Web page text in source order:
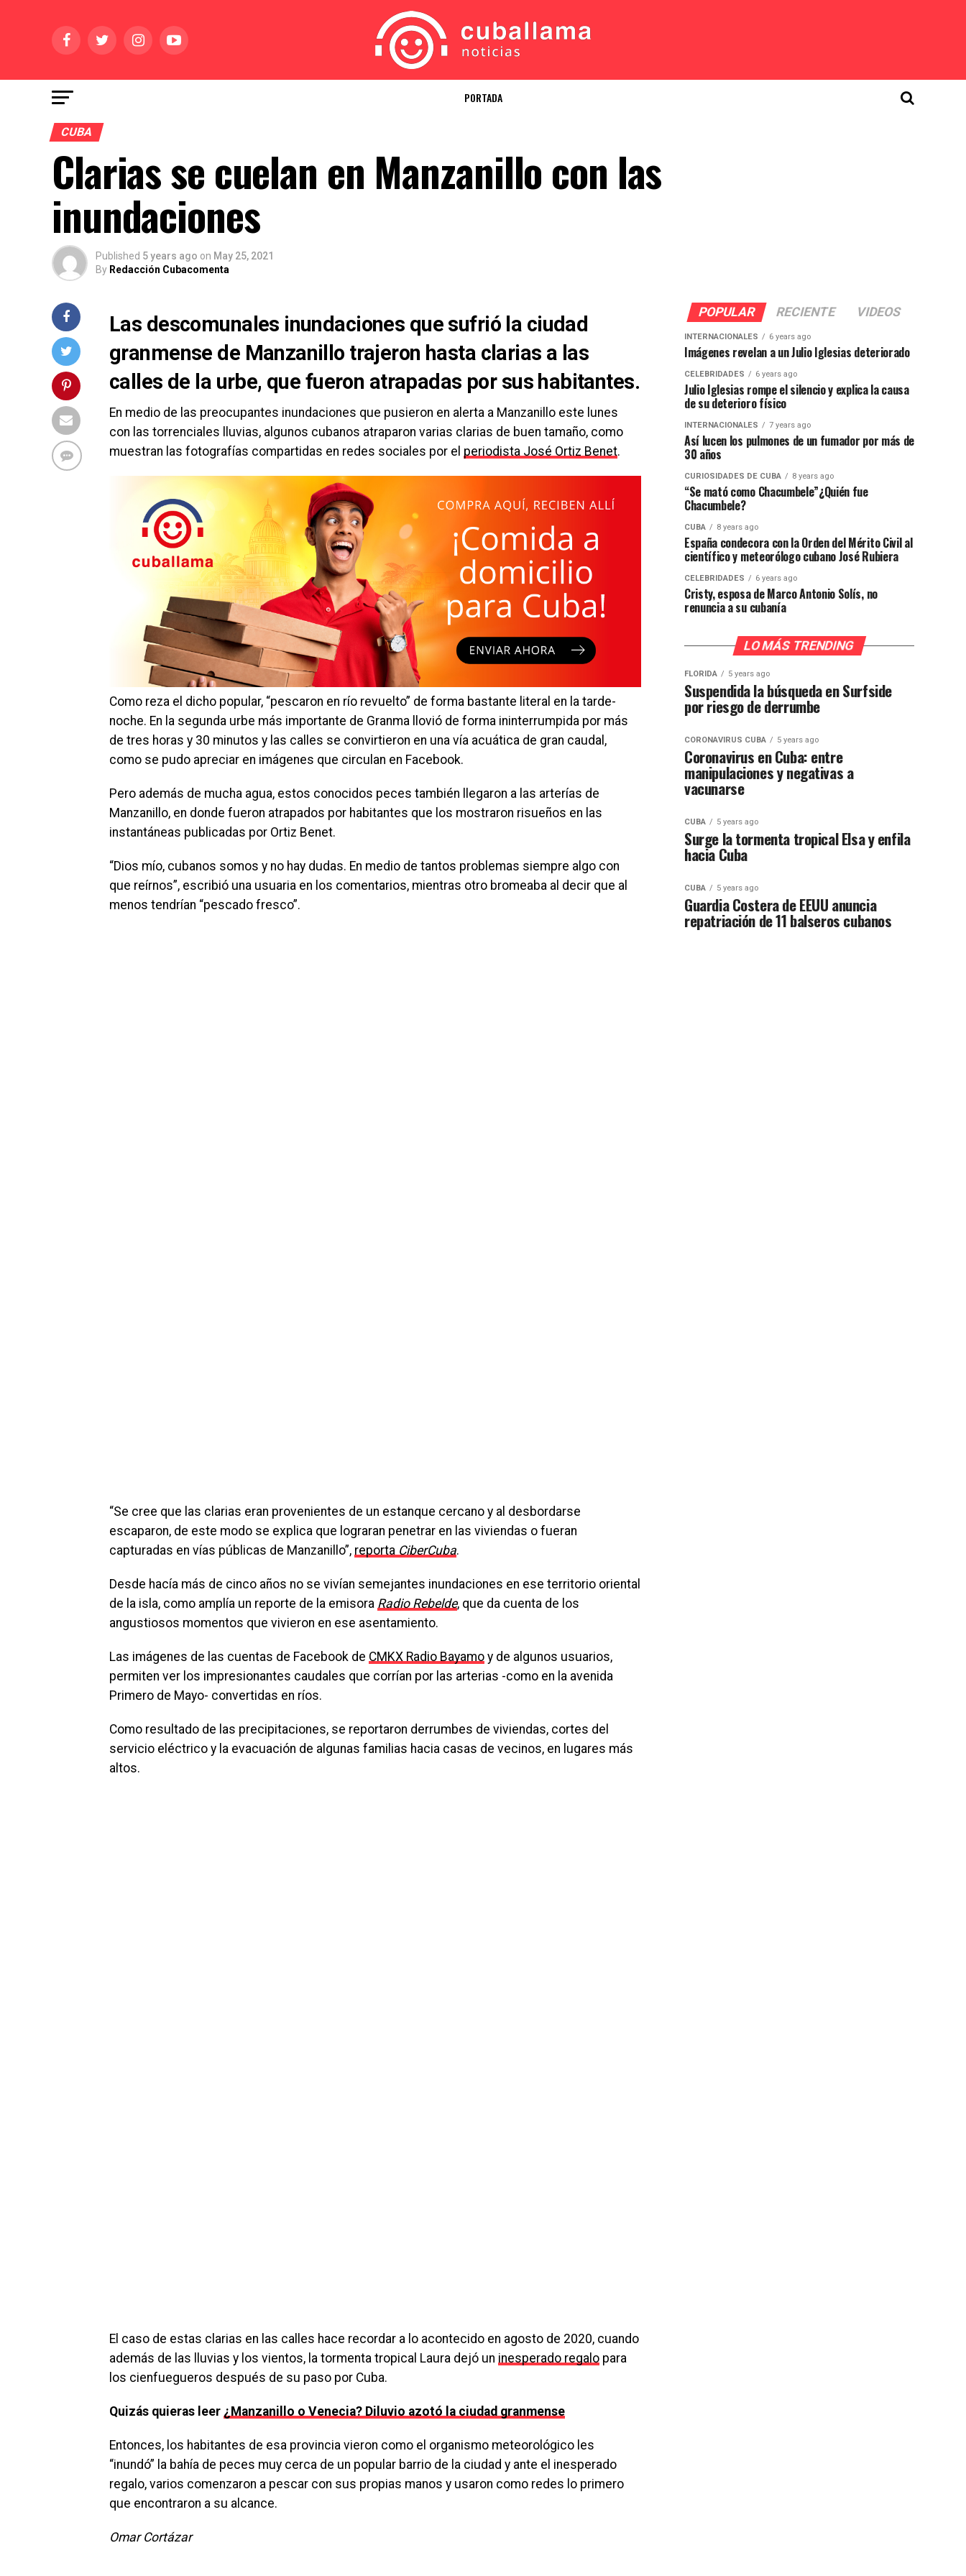
PORTADA
CUBA
Clarias se cuelan en Manzanillo con las
inundaciones
Published 5 years ago on May 25, 2021
By Redacción Cubacomenta
Las descomunales inundaciones que sufrió la ciudad
granmense de Manzanillo trajeron hasta clarias a las
calles de la urbe, que fueron atrapadas por sus habitantes.
En medio de las preocupantes inundaciones que pusieron en alerta a Manzanillo este lunes
con las torrenciales lluvias, algunos cubanos atraparon varias clarias de buen tamaño, como
muestran las fotografías compartidas en redes sociales por el periodista José Ortiz Benet.
Como reza el dicho popular, “pescaron en río revuelto” de forma bastante literal en la tarde-
noche. En la segunda urbe más importante de Granma llovió de forma ininterrumpida por más
de tres horas y 30 minutos y las calles se convirtieron en una vía acuática de gran caudal,
como se pudo apreciar en imágenes que circulan en Facebook.
Pero además de mucha agua, estos conocidos peces también llegaron a las arterías de
Manzanillo, en donde fueron atrapados por habitantes que los mostraron risueños en las
instantáneas publicadas por Ortiz Benet.
“Dios mío, cubanos somos y no hay dudas. En medio de tantos problemas siempre algo con
que reírnos”, escribió una usuaria en los comentarios, mientras otro bromeaba al decir que al
menos tendrían “pescado fresco”.
“Se cree que las clarias eran provenientes de un estanque cercano y al desbordarse
escaparon, de este modo se explica que lograran penetrar en las viviendas o fueran
capturadas en vías públicas de Manzanillo”, reporta CiberCuba.
Desde hacía más de cinco años no se vivían semejantes inundaciones en ese territorio oriental
de la isla, como amplía un reporte de la emisora Radio Rebelde, que da cuenta de los
angustiosos momentos que vivieron en ese asentamiento.
Las imágenes de las cuentas de Facebook de CMKX Radio Bayamo y de algunos usuarios,
permiten ver los impresionantes caudales que corrían por las arterias -como en la avenida
Primero de Mayo- convertidas en ríos.
Como resultado de las precipitaciones, se reportaron derrumbes de viviendas, cortes del
servicio eléctrico y la evacuación de algunas familias hacia casas de vecinos, en lugares más
altos.
El caso de estas clarias en las calles hace recordar a lo acontecido en agosto de 2020, cuando
además de las lluvias y los vientos, la tormenta tropical Laura dejó un inesperado regalo para
los cienfuegueros después de su paso por Cuba.
Quizás quieras leer ¿Manzanillo o Venecia? Diluvio azotó la ciudad granmense
Entonces, los habitantes de esa provincia vieron como el organismo meteorológico les
“inundó” la bahía de peces muy cerca de un popular barrio de la ciudad y ante el inesperado
regalo, varios comenzaron a pescar con sus propias manos y usaron como redes lo primero
que encontraron a su alcance.
Omar Cortázar
POPULAR RECIENTE VIDEOS
INTERNACIONALES 6 years ago
Imágenes revelan a un Julio Iglesias deteriorado
CELEBRIDADES 6 years ago
Julio Iglesias rompe el silencio y explica la causa
de su deterioro físico
INTERNACIONALES 7 years ago
Así lucen los pulmones de un fumador por más de
30 años
CURIOSIDADES DE CUBA 8 years ago
“Se mató como Chacumbele”¿Quién fue
Chacumbele?
CUBA 8 years ago
España condecora con la Orden del Mérito Civil al
científico y meteorólogo cubano José Rubiera
CELEBRIDADES 6 years ago
Cristy, esposa de Marco Antonio Solís, no
renuncia a su cubanía
LO MÁS TRENDING
FLORIDA 5 years ago
Suspendida la búsqueda en Surfside
por riesgo de derrumbe
CORONAVIRUS CUBA 5 years ago
Coronavirus en Cuba: entre
manipulaciones y negativas a
vacunarse
CUBA 5 years ago
Surge la tormenta tropical Elsa y enfila
hacia Cuba
CUBA 5 years ago
Guardia Costera de EEUU anuncia
repatriación de 11 balseros cubanos